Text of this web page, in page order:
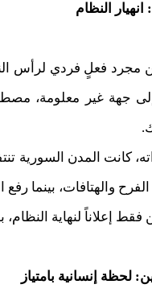
النظام
مجرد فعلٍ فردي لرأس
جهة غير معلومة،
كانت المدن السورية
والهتافات، بينما رفع
فقط إعلاناً لنهاية
لحظة إنسانية بامتياز